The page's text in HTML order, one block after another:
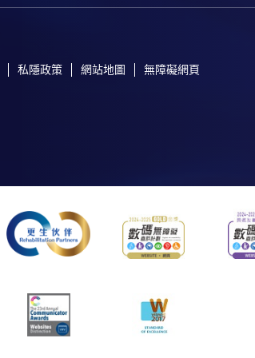
私隱政策 網站地圖 無障礙網頁